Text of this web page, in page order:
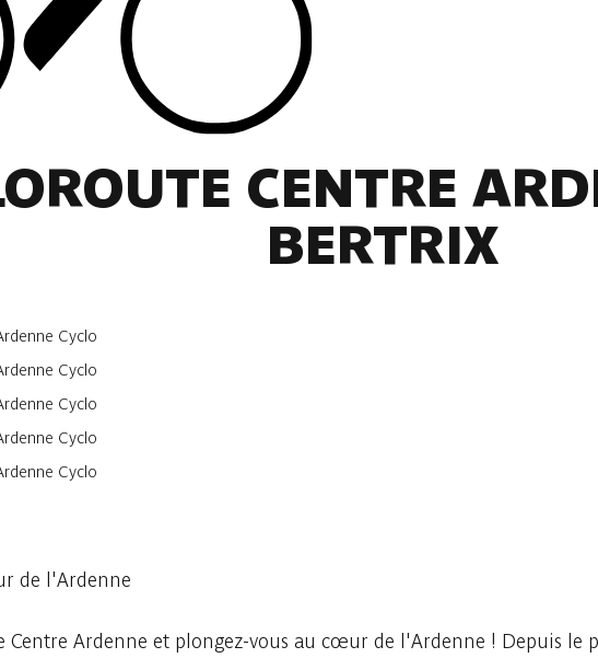
CENTRE
BERTRIX
Cyclo
Cyclo
Cyclo
Cyclo
Cyclo
de l'Ardenne
Centre Ardenne et plongez-vous au cœur de l'Ardenne ! Depuis le